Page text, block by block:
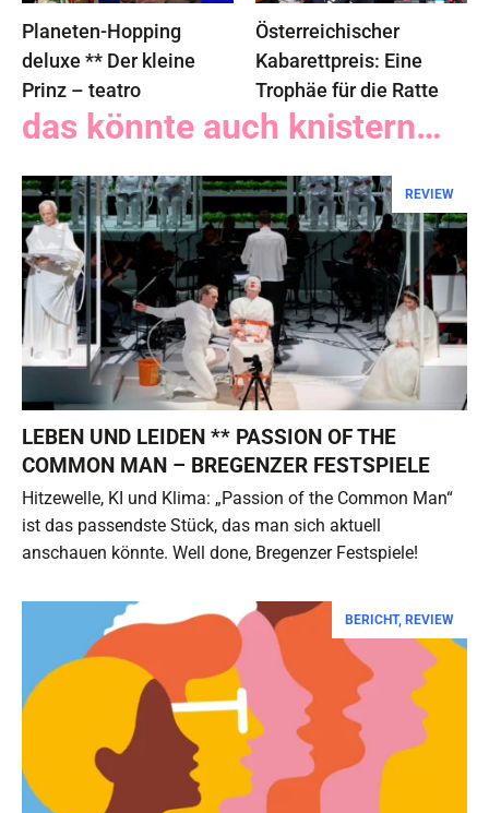
Planeten-Hopping
deluxe ** Der kleine
Prinz – teatro
Österreichischer
Kabarettpreis: Eine
Trophäe für die Ratte
das könnte auch knistern…
REVIEW
LEBEN UND LEIDEN ** PASSION OF THE
COMMON MAN – BREGENZER FESTSPIELE
Hitzewelle, KI und Klima: „Passion of the Common Man“
ist das passendste Stück, das man sich aktuell
anschauen könnte. Well done, Bregenzer Festspiele!
BERICHT, REVIEW